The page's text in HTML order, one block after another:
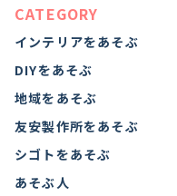
CATEGORY
インテリアをあそぶ
DIYをあそぶ
地域をあそぶ
友安製作所をあそぶ
シゴトをあそぶ
あそぶ人